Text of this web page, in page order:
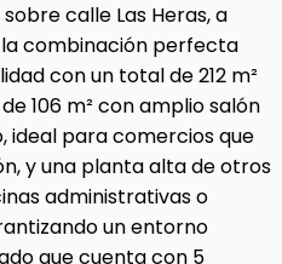
calle Las Heras, a
combinación perfecta
con un total de 212 m²
106 m² con amplio salón
ideal para comercios que
y una planta alta de otros
administrativas o
un entorno
que cuenta con 5